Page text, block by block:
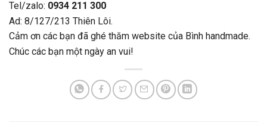
Tel/zalo: 0934 211 300
Ad: 8/127/213 Thiên Lôi.
Cảm ơn các bạn đã ghé thăm website của Bình handmade.
Chúc các bạn một ngày an vui!